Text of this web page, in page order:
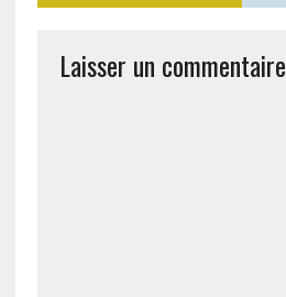
Laisser un commentaire